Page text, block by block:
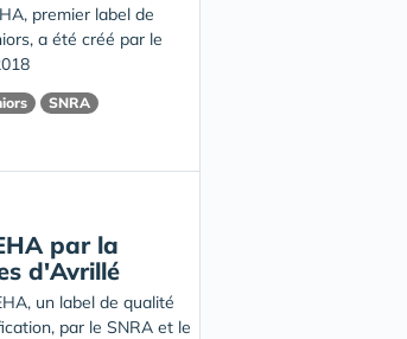
premier label de
a été créé par le
SNRA
par la
d'Avrillé
un label de qualité
par le SNRA et le